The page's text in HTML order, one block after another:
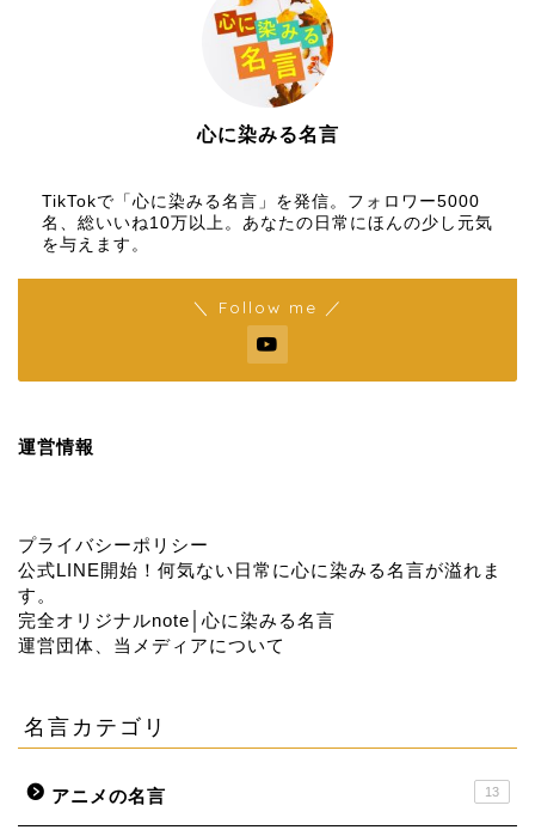
心に染みる名言
TikTokで「心に染みる名言」を発信。フォロワー5000
名、総いいね10万以上。あなたの日常にほんの少し元気
を与えます。
＼ Follow me ／
運営情報
プライバシーポリシー
公式LINE開始！何気ない日常に心に染みる名言が溢れま
す。
完全オリジナルnote│心に染みる名言
運営団体、当メディアについて
名言カテゴリ
アニメの名言 13